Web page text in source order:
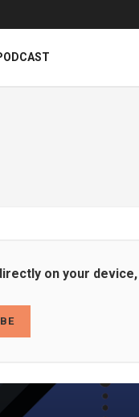
on your